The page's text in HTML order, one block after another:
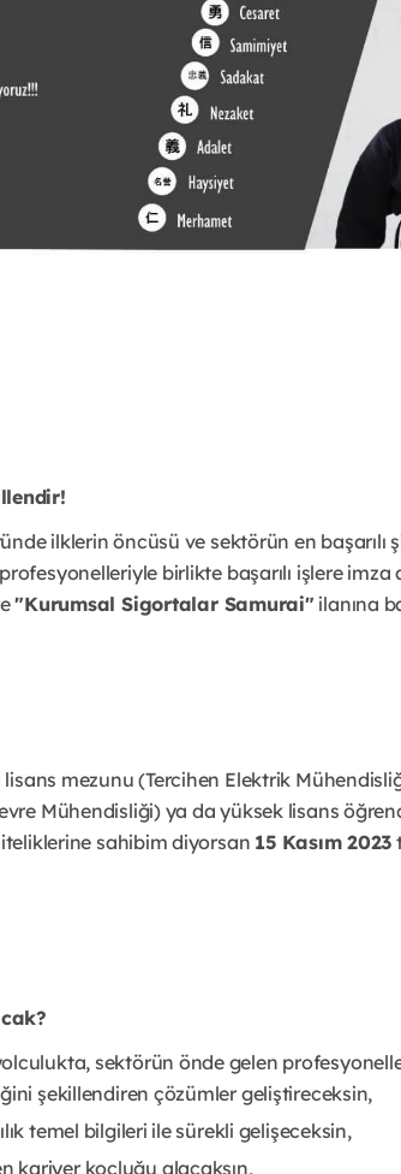
ilklerin öncüsü ve sektörün en başarılı
birlikte başarılı işlere
"Kurumsal Sigortalar Samurai" ilanına
mezunu (Tercihen Elektrik
Mühendisliği) ya da yüksek lisans
sahibim diyorsan 15 Kasım 2023
sektörün önde gelen
şekillendiren çözümler geliştireceksin,
temel bilgileri ile sürekli gelişeceksin,
kariyer koçluğu alacaksın,